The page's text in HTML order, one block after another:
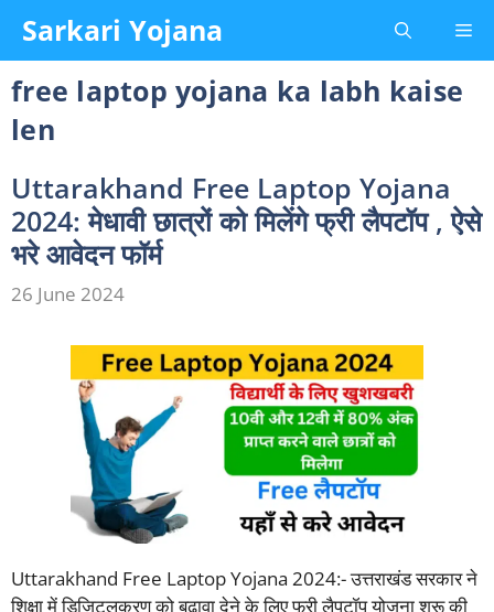
content
Sarkari Yojana
free laptop yojana ka labh kaise
len
Uttarakhand Free Laptop Yojana
2024: मेधावी छात्रों को मिलेंगे फ्री लैपटॉप , ऐसे
भरे आवेदन फॉर्म
26 June 2024
Uttarakhand Free Laptop Yojana 2024:- उत्तराखंड सरकार ने
शिक्षा में डिजिटलकरण को बढ़ावा देने के लिए फ्री लैपटॉप योजना शुरू की